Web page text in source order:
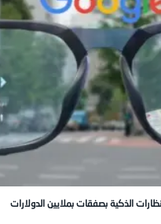
الذكية بصفقات بملايين الدولارات